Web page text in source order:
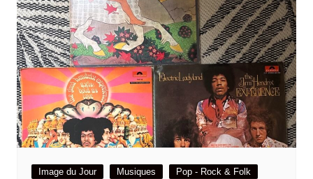
Image du Jour Musiques
Pop - Rock & Folk